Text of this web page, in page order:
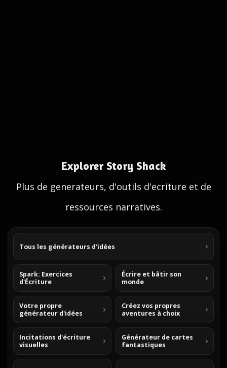
Explorer Story Shack
Plus de generateurs, d'outils d'ecriture et de
ressources narratives.
Tous les générateurs d'idées
Spark: Exercices
d'Écriture
Écrire et bâtir son
monde
Votre propre
générateur d'idées
Créez vos propres
aventures à choix
Incitations d'écriture
visuelles
Générateur de cartes
fantastiques